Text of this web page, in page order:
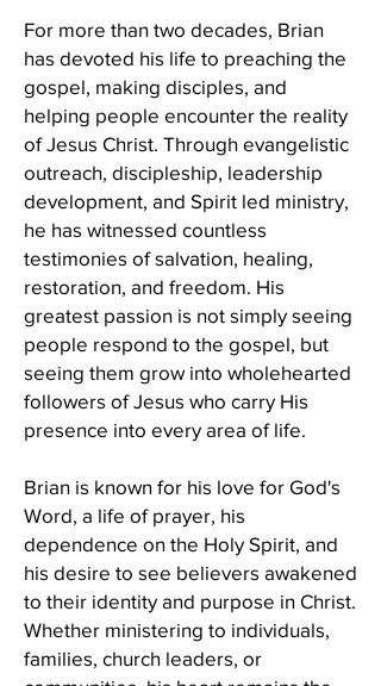
For more than two decades, Brian
has devoted his life to preaching the
gospel, making disciples, and
helping people encounter the reality
of Jesus Christ. Through evangelistic
outreach, discipleship, leadership
development, and Spirit led ministry,
he has witnessed countless
testimonies of salvation, healing,
restoration, and freedom. His
greatest passion is not simply seeing
people respond to the gospel, but
seeing them grow into wholehearted
followers of Jesus who carry His
presence into every area of life.
Brian is known for his love for God's
Word, a life of prayer, his
dependence on the Holy Spirit, and
his desire to see believers awakened
to their identity and purpose in Christ.
Whether ministering to individuals,
families, church leaders, or